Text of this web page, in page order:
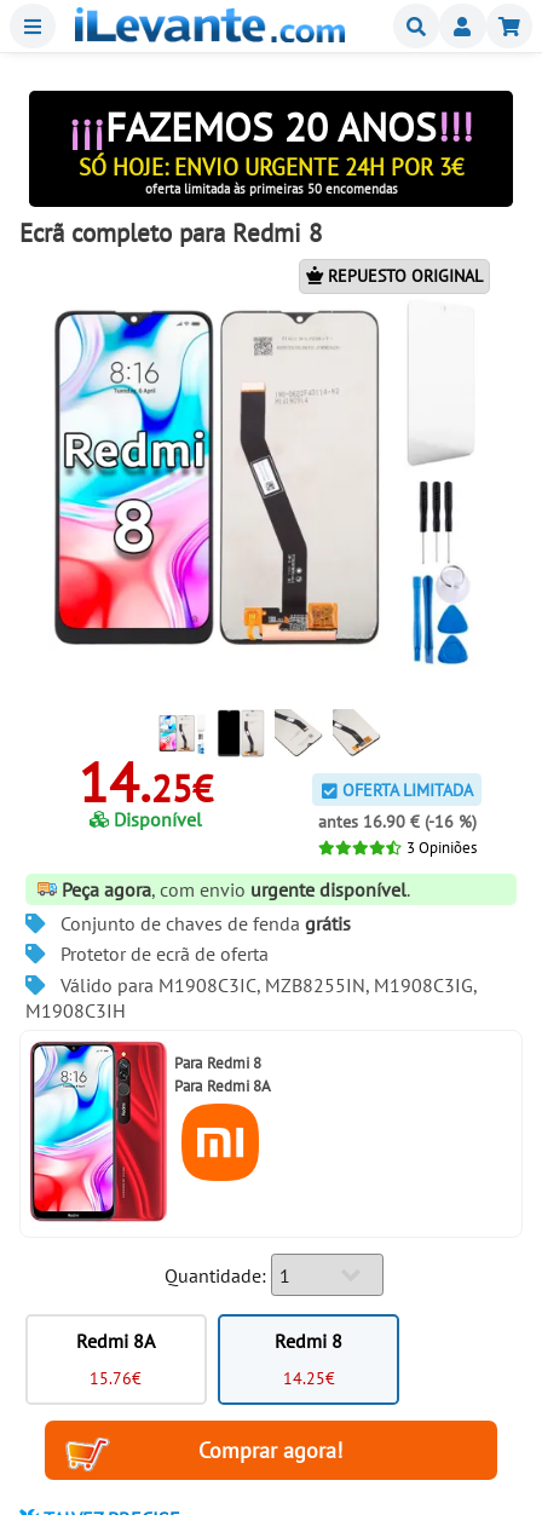
Menu Buscar
¡¡¡FAZEMOS 20 ANOS!!!
SÓ HOJE: ENVIO URGENTE 24H POR 3€
oferta limitada às primeiras 50 encomendas
Ecrã completo para Redmi 8
REPUESTO ORIGINAL
14.25€
Disponível
OFERTA LIMITADA
antes 16.90 € (-16 %)
3 Opiniões
Peça agora, com envio urgente disponível.
Conjunto de chaves de fenda grátis
Protetor de ecrã de oferta
Válido para M1908C3IC, MZB8255IN, M1908C3IG,
M1908C3IH
Para Redmi 8
Para Redmi 8A
Quantidade:
Redmi 8A
15.76€
Redmi 8
14.25€